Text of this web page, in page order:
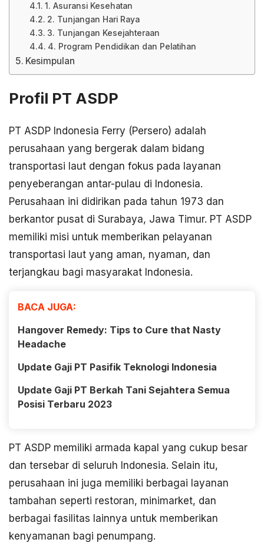
1. Asuransi Kesehatan
2. Tunjangan Hari Raya
3. Tunjangan Kesejahteraan
4. Program Pendidikan dan Pelatihan
Kesimpulan
Profil PT ASDP
PT ASDP Indonesia Ferry (Persero) adalah
perusahaan yang bergerak dalam bidang
transportasi laut dengan fokus pada layanan
penyeberangan antar-pulau di Indonesia.
Perusahaan ini didirikan pada tahun 1973 dan
berkantor pusat di Surabaya, Jawa Timur. PT ASDP
memiliki misi untuk memberikan pelayanan
transportasi laut yang aman, nyaman, dan
terjangkau bagi masyarakat Indonesia.
BACA JUGA:
Hangover Remedy: Tips to Cure that Nasty
Headache
Update Gaji PT Pasifik Teknologi Indonesia
Update Gaji PT Berkah Tani Sejahtera Semua
Posisi Terbaru 2023
PT ASDP memiliki armada kapal yang cukup besar
dan tersebar di seluruh Indonesia. Selain itu,
perusahaan ini juga memiliki berbagai layanan
tambahan seperti restoran, minimarket, dan
berbagai fasilitas lainnya untuk memberikan
kenyamanan bagi penumpang.